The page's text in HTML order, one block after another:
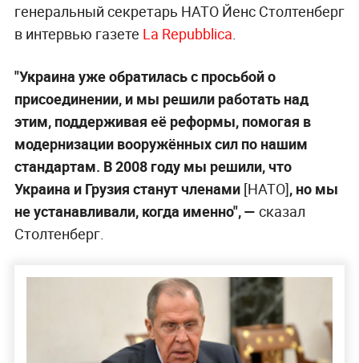
генеральный секретарь НАТО Йенс Столтенберг
в интервью газете La Repubblica.
"Украина уже обратилась с просьбой о
присоединении, и мы решили работать над
этим, поддерживая её реформы, помогая в
модернизации вооружённых сил по нашим
стандартам. В 2008 году мы решили, что
Украина и Грузия станут членами [НАТО], но мы
не устанавливали, когда именно", — сказал
Столтенберг.